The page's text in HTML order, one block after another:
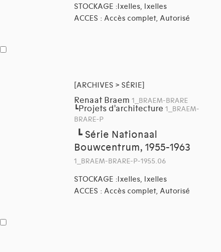
STOCKAGE :Ixelles, Ixelles
ACCES : Accès complet, Autorisé
[ARCHIVES > SÉRIE]
Renaat Braem 1_BRAEM-BRARE
┗Projets d'architecture 1_BRAEM-
BRARE-P
┗ Série Nationaal
Bouwcentrum, 1955-1963
1_BRAEM-BRARE-P-1955.06
STOCKAGE :Ixelles, Ixelles
ACCES : Accès complet, Autorisé